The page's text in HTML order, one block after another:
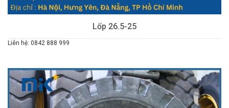
Lốp 26.5-25
Liên hệ: 0842 888 999